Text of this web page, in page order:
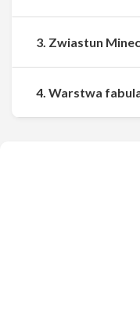
3. Zwiastun
4. Warstwa